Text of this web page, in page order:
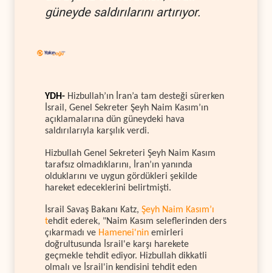
güneyde saldırılarını artırıyor.
YDH- Hizbullah’ın İran’a tam desteği sürerken
İsrail, Genel Sekreter Şeyh Naim Kasım’ın
açıklamalarına dün güneydeki hava
saldırılarıyla karşılık verdi.
Hizbullah Genel Sekreteri Şeyh Naim Kasım
tarafsız olmadıklarını, İran’ın yanında
olduklarını ve uygun gördükleri şekilde
hareket edeceklerini belirtmişti.
İsrail Savaş Bakanı Katz, Şeyh Naim Kasım’ı
tehdit ederek, "Naim Kasım seleflerinden ders
çıkarmadı ve Hamenei'nin emirleri
doğrultusunda İsrail'e karşı harekete
geçmekle tehdit ediyor. Hizbullah dikkatli
olmalı ve İsrail'in kendisini tehdit eden